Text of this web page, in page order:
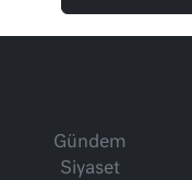
Gündem
Siyaset